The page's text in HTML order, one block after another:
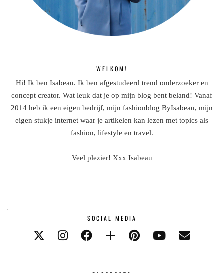
WELKOM!
Hi! Ik ben Isabeau. Ik ben afgestudeerd trend onderzoeker en
concept creator. Wat leuk dat je op mijn blog bent beland! Vanaf
2014 heb ik een eigen bedrijf, mijn fashionblog ByIsabeau, mijn
eigen stukje internet waar je artikelen kan lezen met topics als
fashion, lifestyle en travel.
Veel plezier! Xxx Isabeau
SOCIAL MEDIA